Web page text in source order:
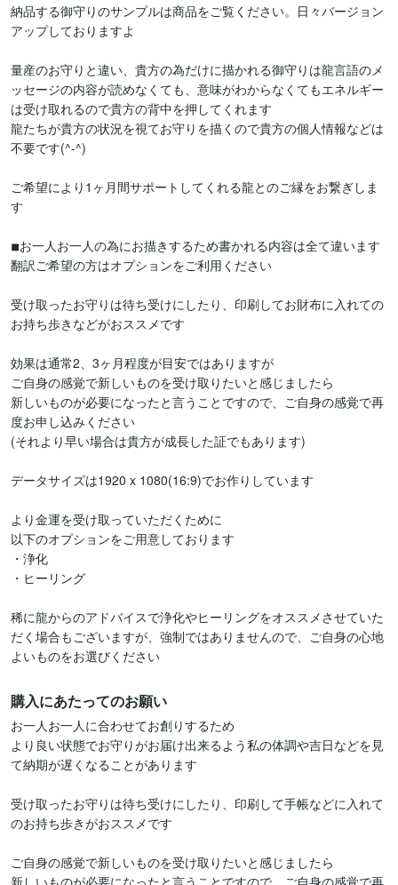
納品する御守りのサンプルは商品をご覧ください。日々バージョン
アップしておりますよ
量産のお守りと違い、貴方の為だけに描かれる御守りは龍言語のメ
ッセージの内容が読めなくても、意味がわからなくてもエネルギー
は受け取れるので貴方の背中を押してくれます
龍たちが貴方の状況を視てお守りを描くので貴方の個人情報などは
不要です(^-^)
ご希望により1ヶ月間サポートしてくれる龍とのご縁をお繋ぎしま
す
◾︎お一人お一人の為にお描きするため書かれる内容は全て違います
翻訳ご希望の方はオプションをご利用ください
受け取ったお守りは待ち受けにしたり、印刷してお財布に入れての
お持ち歩きなどがおススメです
効果は通常2、3ヶ月程度が目安ではありますが
ご自身の感覚で新しいものを受け取りたいと感じましたら
新しいものが必要になったと言うことですので、ご自身の感覚で再
度お申し込みください
(それより早い場合は貴方が成長した証でもあります)
データサイズは1920 x 1080(16:9)でお作りしています
より金運を受け取っていただくために
以下のオプションをご用意しております
・浄化
・ヒーリング
稀に龍からのアドバイスで浄化やヒーリングをオススメさせていた
だく場合もございますが、強制ではありませんので、ご自身の心地
よいものをお選びください
購入にあたってのお願い
お一人お一人に合わせてお創りするため
より良い状態でお守りがお届け出来るよう私の体調や吉日などを見
て納期が遅くなることがあります
受け取ったお守りは待ち受けにしたり、印刷して手帳などに入れて
のお持ち歩きがおススメです
ご自身の感覚で新しいものを受け取りたいと感じましたら